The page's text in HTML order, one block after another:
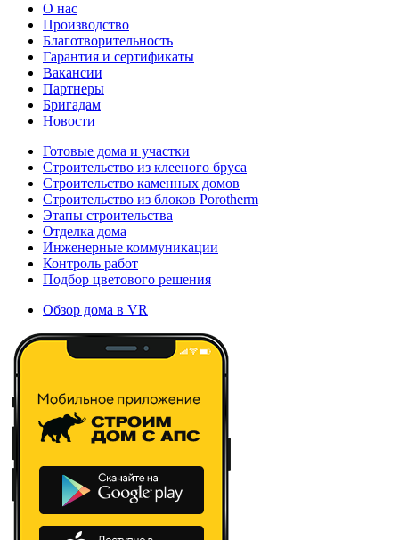
О нас
Производство
Благотворительность
Гарантия и сертификаты
Вакансии
Партнеры
Бригадам
Новости
Готовые дома и участки
Строительство из клееного бруса
Строительство каменных домов
Строительство из блоков Porotherm
Этапы строительства
Отделка дома
Инженерные коммуникации
Контроль работ
Подбор цветового решения
Обзор дома в VR